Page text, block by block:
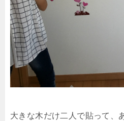
大きな木だけ二人で貼って、